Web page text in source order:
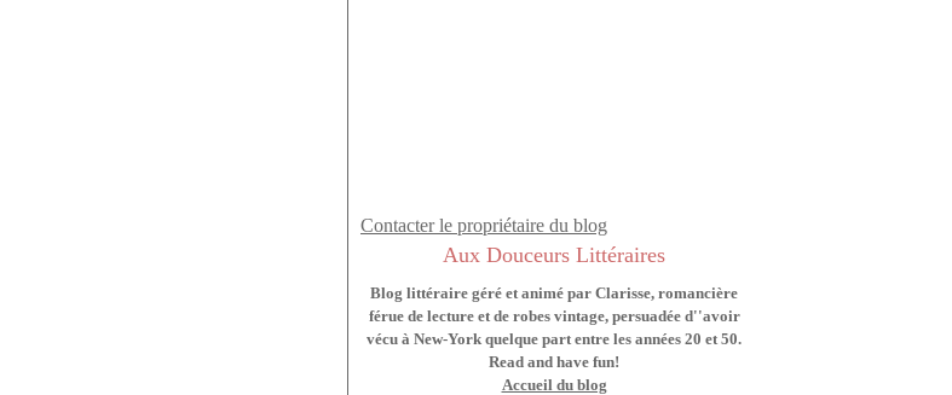
Contacter le propriétaire du blog
Aux Douceurs Littéraires
Blog littéraire géré et animé par Clarisse, romancière
férue de lecture et de robes vintage, persuadée d''avoir
vécu à New-York quelque part entre les années 20 et 50.
Read and have fun!
Accueil du blog